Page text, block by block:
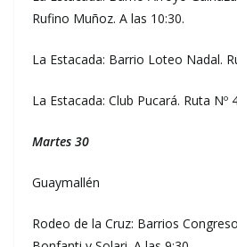
Rufino Muñoz. A las 10:30.
La Estacada: Barrio Loteo Nadal.
La Estacada: Club Pucará. Ruta Nº
Martes 30
Guaymallén
Rodeo de la Cruz: Barrios